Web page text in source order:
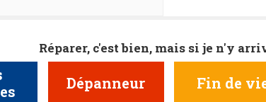
Réparer, c'est bien, mais si je n'y
Dépanneur Fin de